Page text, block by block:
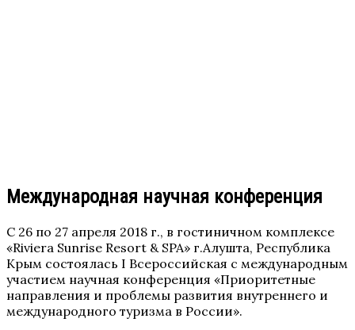
Международная научная конференция
С 26 по 27 апреля 2018 г., в гостиничном комплексе
«Riviera Sunrise Resort & SPA» г.Алушта, Республика
Крым состоялась I Всероссийская с международным
участием научная конференция «Приоритетные
направления и проблемы развития внутреннего и
международного туризма в России».